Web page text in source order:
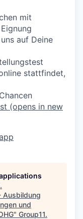
mit
auf Deine
stattfindet,
(opens in new
.
Ausbildung
und
" Group11.